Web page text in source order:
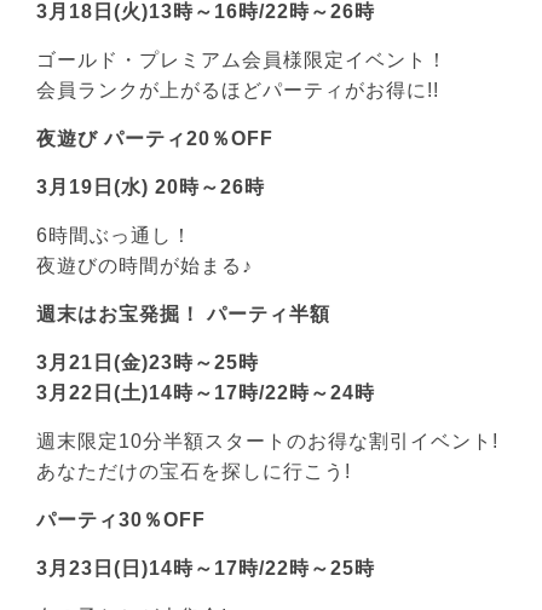
3月18日(火)13時～16時/22時～26時
ゴールド・プレミアム会員様限定イベント！
会員ランクが上がるほどパーティがお得に!!
夜遊び パーティ20％OFF
3月19日(水) 20時～26時
6時間ぶっ通し！
夜遊びの時間が始まる♪
週末はお宝発掘！ パーティ半額
3月21日(金)23時～25時
3月22日(土)14時～17時/22時～24時
週末限定10分半額スタートのお得な割引イベント!
あなただけの宝石を探しに行こう!
パーティ30％OFF
3月23日(日)14時～17時/22時～25時